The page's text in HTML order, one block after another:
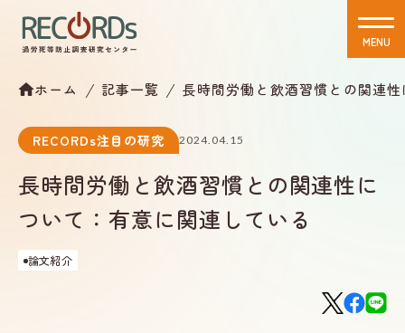
MENU
ホーム 記事一覧 長時間労働と飲酒習慣との関連
RECORDs注目の研究 2024.04.15
長時間労働と飲酒習慣との関連性に
ついて：有意に関連している
論文紹介